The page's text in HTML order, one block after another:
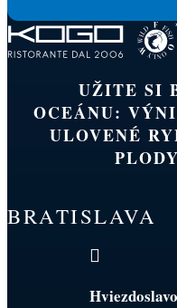
UŽITE SI
OCEÁNU:
ULOVENÉ
BRATISLAVA
